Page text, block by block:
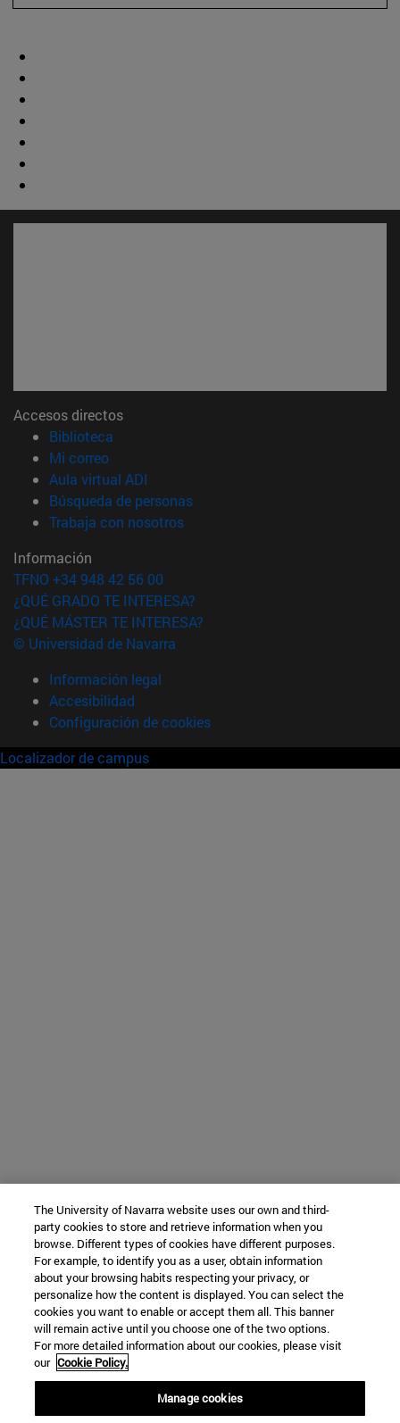
Accesos directos
Biblioteca
Mi correo(abre en nueva ventana)
Aula virtual ADI
Búsqueda de personas(abre en nueva ventana)
Trabaja con nosotros(abre en nueva ventana)
Información
TFNO +34 948 42 56 00
¿QUÉ GRADO TE INTERESA?
¿QUÉ MÁSTER TE INTERESA?
© Universidad de Navarra
Información legal
Accesibilidad
Configuración de cookies
Localizador de campus
The University of Navarra website uses our own and third-
party cookies to store and retrieve information when you
browse. Different types of cookies have different purposes.
For example, to identify you as a user, obtain information
about your browsing habits respecting your privacy, or
personalize how the content is displayed. You can select the
cookies you want to enable or accept them all. This banner
will remain active until you choose one of the two options.
For more detailed information about our cookies, please visit
our Cookie Policy.
Manage cookies